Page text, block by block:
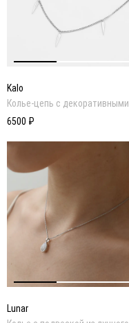
Kalo
Колье-цепь с декоративными
подвесками
6500 ₽
Lunar